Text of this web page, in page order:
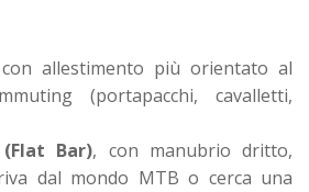
allestimento più orientato al
(portapacchi, cavalletti,
(Flat Bar), con manubrio dritto,
dal mondo MTB o cerca una